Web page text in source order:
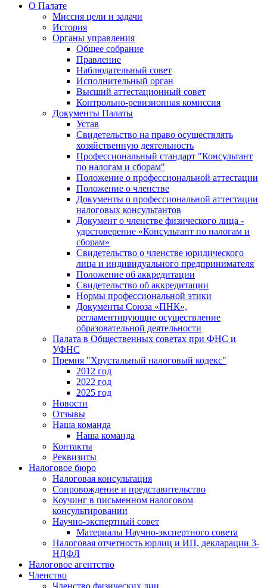
О Палате
Миссия цели и задачи
История
Органы управления
Общее собрание
Правление
Наблюдательный совет
Исполнительный орган
Высший аттестационный совет
Контрольно-ревизионная комиссия
Документы Палаты
Устав
Свидетельство на право осуществлять
хозяйственную деятельность
Профессиональный стандарт "Консультант
по налогам и сборам"
Положение о профессиональной аттестации
Положение о членстве
Документы о профессиональной аттестации
налоговых консультантов
Документ о членстве физического лица -
удостоверение «Консультант по налогам и
сборам»
Свидетельство о членстве юридического
лица и индивидуального предпринимателя
Положение об аккредитации
Свидетельство об аккредитации
Нормы профессиональной этики
Документы Союза «ПНК»,
регламентирующие осуществление
образовательной деятельности
Палата в Общественных советах при ФНС и
УФНС
Премия "Хрустальный налоговый кодекс"
2012 год
2022 год
2025 год
Новости
Отзывы
Наша команда
Наша команда
Контакты
Реквизиты
Налоговое бюро
Налоговая консультация
Cопровождение и представительство
Коучинг в письменном налоговом
консультировании
Научно-экспертный совет
Материалы Научно-экспертного совета
Налоговая отчетность юрлиц и ИП, декларации 3-
НДФЛ
Налоговое агентство
Членство
Членство физических лиц